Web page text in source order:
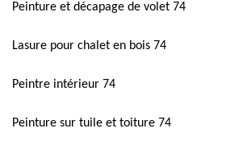
Peinture et décapage de volet 74
Lasure pour chalet en bois 74
Peintre intérieur 74
Peinture sur tuile et toiture 74